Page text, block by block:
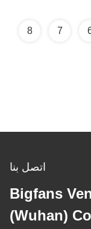
7
8
اتصل بنا
Bigfans
(Wuhan)